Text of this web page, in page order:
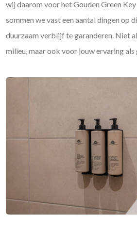
wij daarom voor het Gouden Green
sommen we vast een aantal dingen op
duurzaam verblijf te garanderen. Niet
milieu, maar ook voor jouw ervaring als